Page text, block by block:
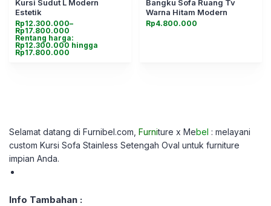
Kursi Sudut L Modern
Estetik
Rp12.300.000–
Rp17.800.000
Rentang harga:
Rp12.300.000 hingga
Rp17.800.000
Bangku Sofa Ruang Tv
Warna Hitam Modern
Rp4.800.000
Selamat datang di Furnibel.com, Furniture x Mebel : melayani
custom Kursi Sofa Stainless Setengah Oval untuk furniture
impian Anda.
Info Tambahan :